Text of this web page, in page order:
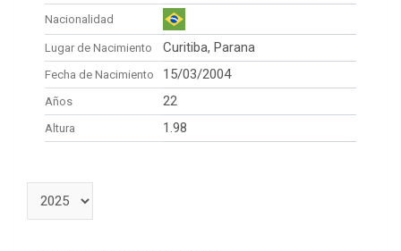
Nacionalidad
Lugar de Nacimiento Curitiba, Parana
Fecha de Nacimiento 15/03/2004
Años 22
Altura 1.98